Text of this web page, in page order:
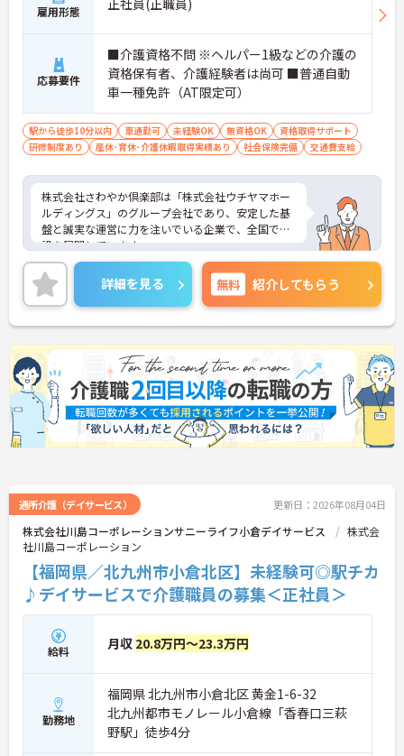
雇用形態 正社員(正職員)
応募要件
■介護資格不問 ※ヘルパー1級などの介護の
資格保有者、介護経験者は尚可 ■普通自動
車一種免許（AT限定可）
駅から徒歩10分以内 車通勤可 未経験OK 無資格OK
資格取得サポート
研修制度あり
産休･育休･介護休暇取得実績あり 社会保険完備 交通費支給
株式会社さわやか倶楽部は「株式会社ウチヤマホー
ルディングス」のグループ会社であり、安定した基
盤と誠実な運営に力を注いでいる企業で、全国で施
設を展開しています。
4週8休のシフト制できちんと休みが取れ、昇給・賞
与もあり働きやすい環境が整っています。
ご興味がある方は是非一度マイナビまでお問い合わ
せください。さらに詳細などお伝えします。
詳細を見る 無料 紹介してもらう
通所介護（デイサービス） 更新日：2026年08月04日
株式会社川島コーポレーションサニーライフ小倉デイサービス
株式会
社川島コーポレーション
【福岡県／北九州市小倉北区】未経験可◎駅チカ
♪デイサービスで介護職員の募集＜正社員＞
給料 月収 20.8万円～23.3万円
勤務地
福岡県 北九州市小倉北区 黄金1-6-32
北九州都市モノレール小倉線「香春口三萩
野駅」徒歩4分